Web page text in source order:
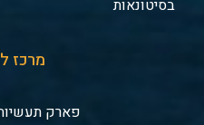
בסיטונאות
מרכז
פארק